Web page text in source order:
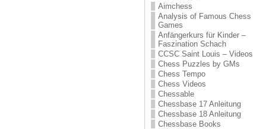
Aimchess
Analysis of Famous Chess
Games
Anfängerkurs für Kinder –
Faszination Schach
CCSC Saint Louis – Videos
Chess Puzzles by GMs
Chess Tempo
Chess Videos
Chessable
Chessbase 17 Anleitung
Chessbase 18 Anleitung
Chessbase Books